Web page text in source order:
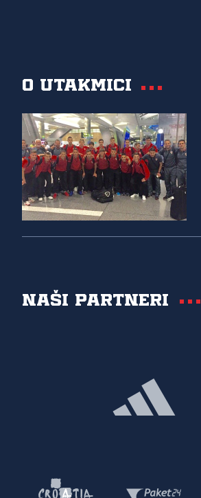
O utakmici
Naši partneri